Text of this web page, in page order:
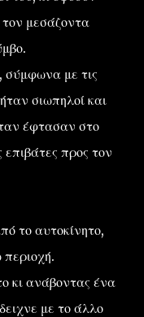
τον μεσάζοντα
σύμφωνα με τις
σιωπηλοί και
έφτασαν στο
επιβάτες προς τον
το αυτοκίνητο,
κι ανάβοντας ένα
με το άλλο